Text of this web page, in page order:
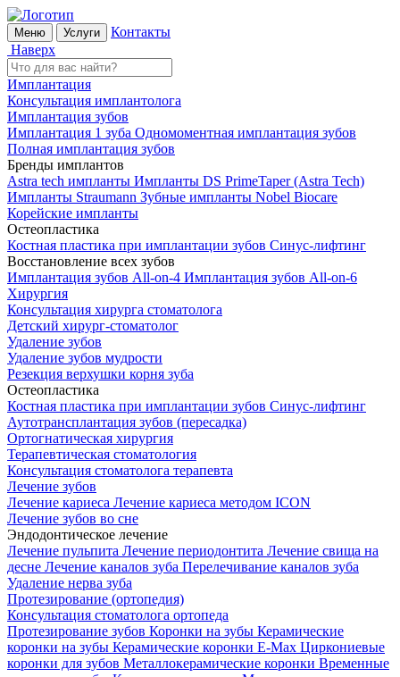
Меню Услуги
Контакты
Наверх
Имплантация
Консультация имплантолога
Имплантация зубов
Имплантация 1 зуба Одномоментная имплантация зубов
Полная имплантация зубов
Бренды имплантов
Astra tech импланты Импланты DS PrimeTaper (Astra Tech)
Импланты Straumann Зубные импланты Nobel Biocare
Корейские импланты
Остеопластика
Костная пластика при имплантации зубов Синус-лифтинг
Восстановление всех зубов
Имплантация зубов All-on-4 Имплантация зубов All-on-6
Хирургия
Консультация хирурга стоматолога
Детский хирург-стоматолог
Удаление зубов
Удаление зубов мудрости
Резекция верхушки корня зуба
Остеопластика
Костная пластика при имплантации зубов Синус-лифтинг
Аутотрансплантация зубов (пересадка)
Ортогнатическая хирургия
Терапевтическая стоматология
Консультация стоматолога терапевта
Лечение зубов
Лечение кариеса Лечение кариеса методом ICON
Лечение зубов во сне
Эндодонтическое лечение
Лечение пульпита Лечение периодонтита Лечение свища на
десне Лечение каналов зуба Перелечивание каналов зуба
Удаление нерва зуба
Протезирование (ортопедия)
Консультация стоматолога ортопеда
Протезирование зубов Коронки на зубы Керамические
коронки на зубы Керамические коронки E-Max Циркониевые
коронки для зубов Металлокерамические коронки Временные